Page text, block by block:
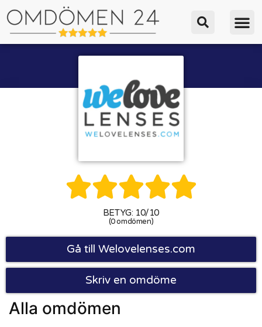

BETYG: 10/10
(0 omdömen)
Gå till Welovelenses.com
Skriv en omdöme
Alla omdömen